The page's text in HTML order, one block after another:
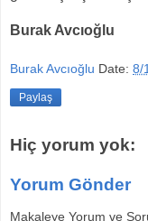
Burak Avcıoğlu
Burak Avcıoğlu Date: 8/
Paylaş
Hiç yorum yok:
Yorum Gönder
Makaleye Yorum ve